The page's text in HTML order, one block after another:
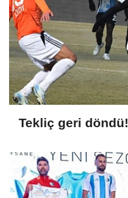
Tekliç geri döndü!